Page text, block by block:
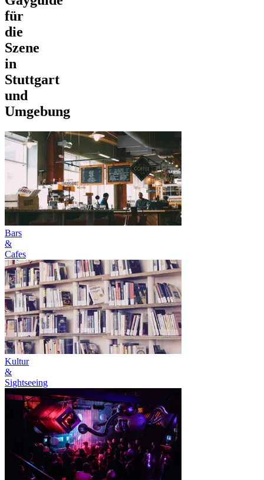
für
die
Szene
in
Stuttgart
und
Umgebung
Bars
&
Cafes
Kultur
&
Sightseeing